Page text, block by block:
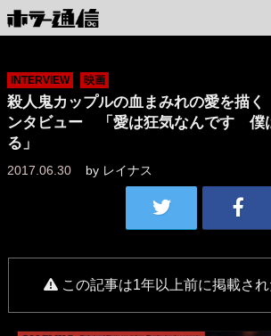
INTERVIEW 映画
殺人鬼カップルの血まみれの愛を描く
ンタビュー 「愛は狂気なんです 僕
る」
2017.06.30 by レイナス
この記事は1年以上前に掲載され